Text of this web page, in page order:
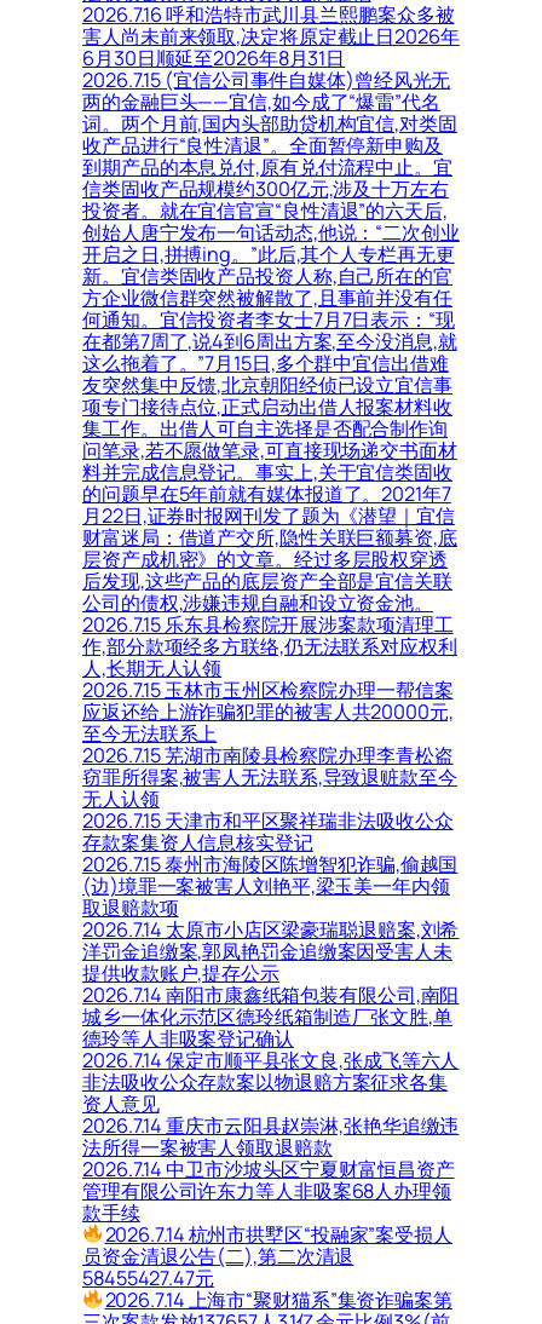
2026.7.16 呼和浩特市武川县兰熙鹏案众多被
害人尚未前来领取,决定将原定截止日2026年
6月30日顺延至2026年8月31日
2026.7.15 (宜信公司事件自媒体)曾经风光无
两的金融巨头——宜信,如今成了“爆雷”代名
词。两个月前,国内头部助贷机构宜信,对类固
收产品进行“良性清退”。全面暂停新申购及
到期产品的本息兑付,原有兑付流程中止。宜
信类固收产品规模约300亿元,涉及十万左右
投资者。就在宜信官宣“良性清退”的六天后,
创始人唐宁发布一句话动态,他说：“二次创业
开启之日,拼搏ing。”此后,其个人专栏再无更
新。宜信类固收产品投资人称,自己所在的官
方企业微信群突然被解散了,且事前并没有任
何通知。宜信投资者李女士7月7日表示：“现
在都第7周了,说4到6周出方案,至今没消息,就
这么拖着了。”7月15日,多个群中宜信出借难
友突然集中反馈,北京朝阳经侦已设立宜信事
项专门接待点位,正式启动出借人报案材料收
集工作。出借人可自主选择是否配合制作询
问笔录,若不愿做笔录,可直接现场递交书面材
料并完成信息登记。事实上,关于宜信类固收
的问题早在5年前就有媒体报道了。2021年7
月22日,证券时报网刊发了题为《潜望｜宜信
财富迷局：借道产交所,隐性关联巨额募资,底
层资产成机密》的文章。经过多层股权穿透
后发现,这些产品的底层资产全部是宜信关联
公司的债权,涉嫌违规自融和设立资金池。
2026.7.15 乐东县检察院开展涉案款项清理工
作,部分款项经多方联络,仍无法联系对应权利
人,长期无人认领
2026.7.15 玉林市玉州区检察院办理一帮信案
应返还给上游诈骗犯罪的被害人共20000元,
至今无法联系上
2026.7.15 芜湖市南陵县检察院办理李青松盗
窃罪所得案,被害人无法联系,导致退赃款至今
无人认领
2026.7.15 天津市和平区聚祥瑞非法吸收公众
存款案集资人信息核实登记
2026.7.15 泰州市海陵区陈增智犯诈骗,偷越国
(边)境罪一案被害人刘艳平,梁玉美一年内领
取退赔款项
2026.7.14 太原市小店区梁豪瑞聪退赔案,刘希
洋罚金追缴案,郭凤艳罚金追缴案因受害人未
提供收款账户,提存公示
2026.7.14 南阳市康鑫纸箱包装有限公司,南阳
城乡一体化示范区德玲纸箱制造厂张文胜,单
德玲等人非吸案登记确认
2026.7.14 保定市顺平县张文良,张成飞等六人
非法吸收公众存款案以物退赔方案征求各集
资人意见
2026.7.14 重庆市云阳县赵崇淋,张艳华追缴违
法所得一案被害人领取退赔款
2026.7.14 中卫市沙坡头区宁夏财富恒昌资产
管理有限公司许东力等人非吸案68人办理领
款手续
2026.7.14 杭州市拱墅区“投融家”案受损人
员资金清退公告(二),第二次清退
58455427.47元
2026.7.14 上海市“聚财猫系”集资诈骗案第